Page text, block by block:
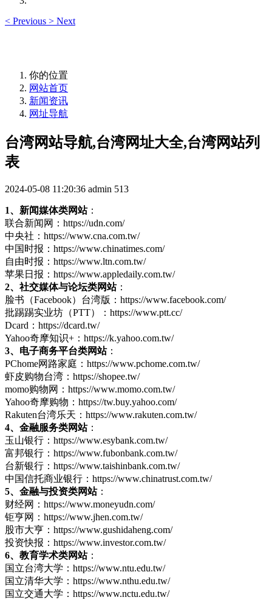
< Previous > Next
你的位置
网站首页
新闻资讯
网址导航
台湾网站导航,台湾网址大全,台湾网站列
表
2024-05-08 11:20:36 admin 513
1、新闻媒体类网站：
联合新闻网：https://udn.com/
中央社：https://www.cna.com.tw/
中国时报：https://www.chinatimes.com/
自由时报：https://www.ltn.com.tw/
苹果日报：https://www.appledaily.com.tw/
2、社交媒体与论坛类网站：
脸书（Facebook）台湾版：https://www.facebook.com/
批踢踢实业坊（PTT）：https://www.ptt.cc/
Dcard：https://dcard.tw/
Yahoo奇摩知识+：https://k.yahoo.com.tw/
3、电子商务平台类网站：
PChome网路家庭：https://www.pchome.com.tw/
虾皮购物台湾：https://shopee.tw/
momo购物网：https://www.momo.com.tw/
Yahoo奇摩购物：https://tw.buy.yahoo.com/
Rakuten台湾乐天：https://www.rakuten.com.tw/
4、金融服务类网站：
玉山银行：https://www.esybank.com.tw/
富邦银行：https://www.fubonbank.com.tw/
台新银行：https://www.taishinbank.com.tw/
中国信托商业银行：https://www.chinatrust.com.tw/
5、金融与投资类网站：
财经网：https://www.moneyudn.com/
钜亨网：https://www.jhen.com.tw/
股市大亨：https://www.gushidaheng.com/
投资快报：https://www.investor.com.tw/
6、教育学术类网站：
国立台湾大学：https://www.ntu.edu.tw/
国立清华大学：https://www.nthu.edu.tw/
国立交通大学：https://www.nctu.edu.tw/